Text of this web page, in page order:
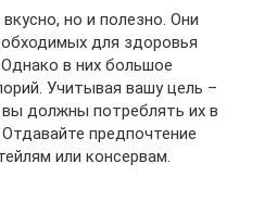
но и полезно. Они
для здоровья
в них большое
Учитывая вашу цель –
должны потреблять их в
предпочтение
или консервам.